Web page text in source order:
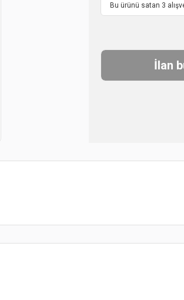
Bu ürünü satan 3
İlan